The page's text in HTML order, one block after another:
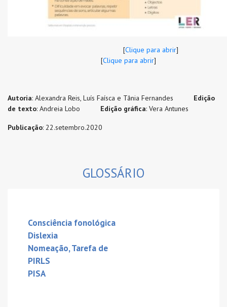
[Clique para abrir]
[Clique para abrir]
Autoria: Alexandra Reis, Luís Faísca e Tânia Fernandes Edição
de texto: Andreia Lobo Edição gráfica: Vera Antunes
Publicação: 22.setembro.2020
GLOSSÁRIO
Consciência fonológica
Dislexia
Nomeação, Tarefa de
PIRLS
PISA